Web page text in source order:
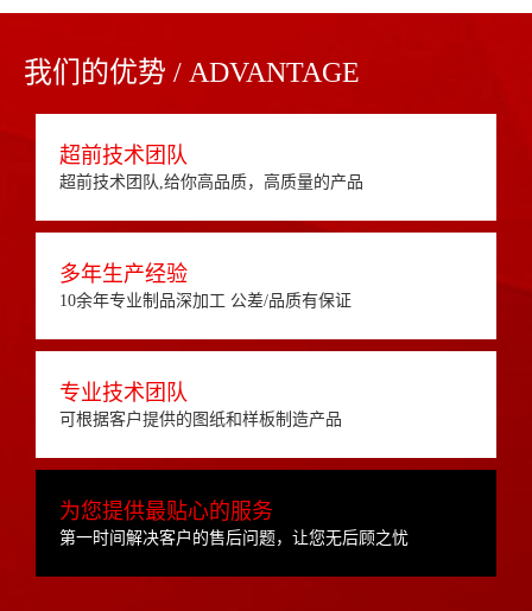
我们的优势 / ADVANTAGE
超前技术团队
超前技术团队,给你高品质，高质量的产品
多年生产经验
10余年专业制品深加工 公差/品质有保证
专业技术团队
可根据客户提供的图纸和样板制造产品
为您提供最贴心的服务
第一时间解决客户的售后问题，让您无后顾之忧